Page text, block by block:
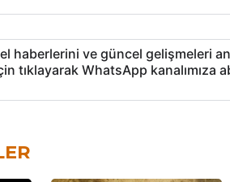
haberlerini ve güncel gelişmeleri
tıklayarak WhatsApp kanalımıza